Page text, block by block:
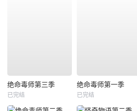
绝命毒师第三季
已完结
绝命毒师第一季
已完结